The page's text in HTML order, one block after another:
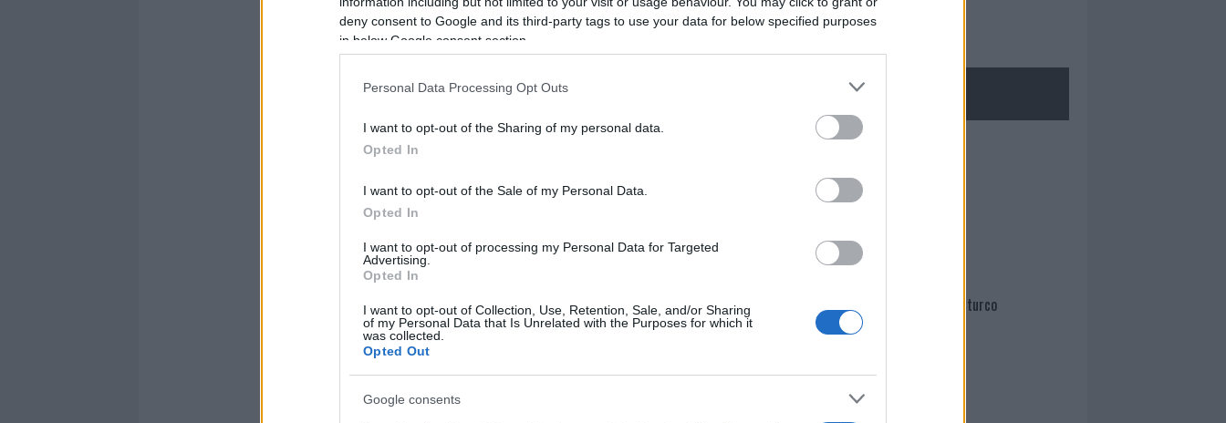
deny consent to Google and its third-party tags to use your data for below specified purposes
in below Google consent section.
Personal Data Processing Opt Outs
I want to opt-out of the Sharing of my personal data.
Opted In
I want to opt-out of the Sale of my Personal Data.
Opted In
I want to opt-out of processing my Personal Data for Targeted
Advertising.
Opted In
I want to opt-out of Collection, Use, Retention, Sale, and/or Sharing
of my Personal Data that Is Unrelated with the Purposes for which it
was collected.
Opted Out
Google consents
NECROLOGIE
Martina Agostina Diturco
I nostri cari